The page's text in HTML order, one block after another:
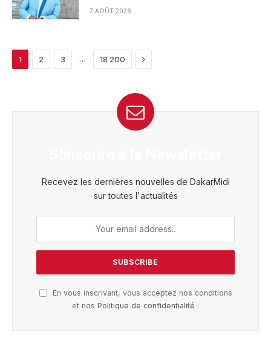
7 AOÛT 2026
1 2 3 … 18 200 Next
Recevez les dernières nouvelles de DakarMidi
sur toutes l'actualités
En vous inscrivant, vous acceptez nos conditions
et nos Politique de confidentialité .